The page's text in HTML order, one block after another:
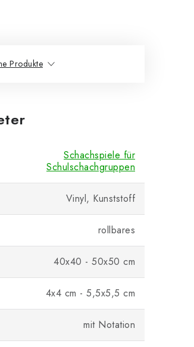
Produkte
Schachspiele für
Schulschachgruppen
Vinyl, Kunststoff
rollbares
40x40 - 50x50 cm
4x4 cm - 5,5x5,5 cm
mit Notation